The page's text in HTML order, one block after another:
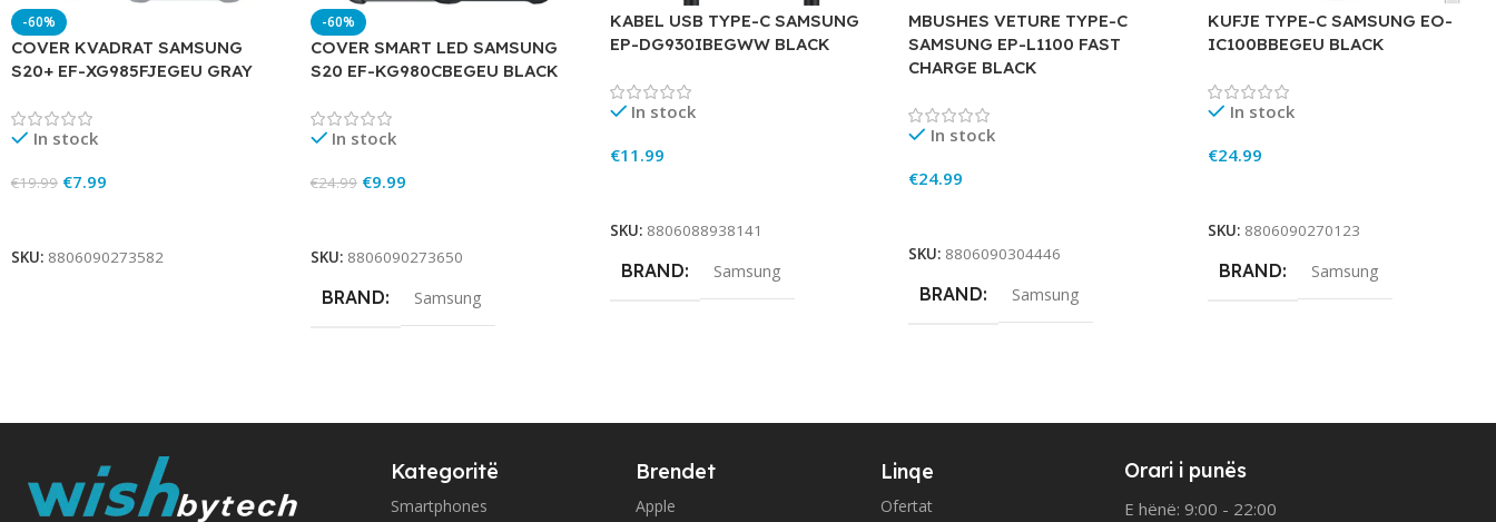
-60%
COVER KVADRAT SAMSUNG
S20+ EF-XG985FJEGEU GRAY
In stock
€19.99 €7.99
SKU: 8806090273582
-60%
COVER SMART LED SAMSUNG
S20 EF-KG980CBEGEU BLACK
In stock
€24.99 €9.99
SKU: 8806090273650
BRAND Samsung
KABEL USB TYPE-C SAMSUNG
EP-DG930IBEGWW BLACK
In stock
€11.99
SKU: 8806088938141
BRAND Samsung
MBUSHES VETURE TYPE-C
SAMSUNG EP-L1100 FAST
CHARGE BLACK
In stock
€24.99
SKU: 8806090304446
BRAND Samsung
KUFJE TYPE-C SAMSUNG EO-
IC100BBEGEU BLACK
In stock
€24.99
SKU: 8806090270123
BRAND Samsung
Kategoritë
Smartphones
Brendet
Apple
Linqe
Ofertat
Orari i punës
E hënë: 9:00 - 22:00